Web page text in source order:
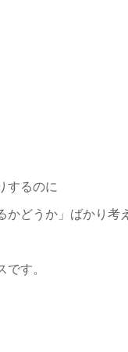
するのに
どうか」ばかり考
す。